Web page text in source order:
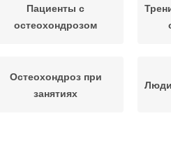
Пациенты с
остеохондрозом
Остеохондроз при
занятиях